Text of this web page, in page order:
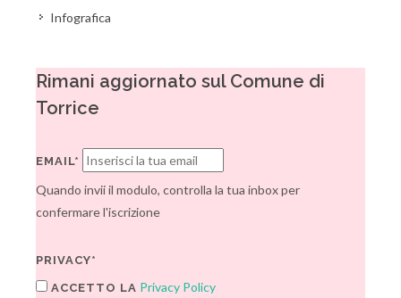
Infografica
Rimani aggiornato sul Comune di
Torrice
EMAIL*
Quando invii il modulo, controlla la tua inbox per
confermare l'iscrizione
PRIVACY*
ACCETTO LA Privacy Policy